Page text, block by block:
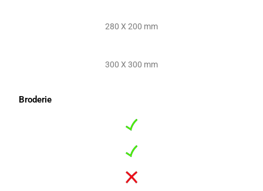
280 X 200 mm
300 X 300 mm
Broderie